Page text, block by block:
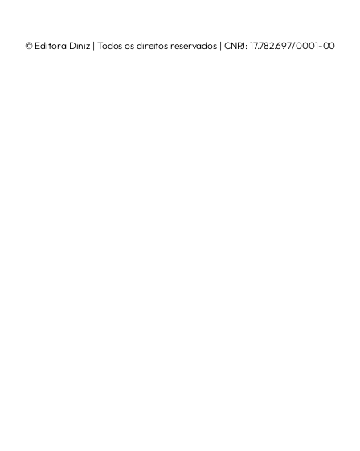
© Editora Diniz | Todos os direitos reservados | CNPJ: 17.782.697/0001-00